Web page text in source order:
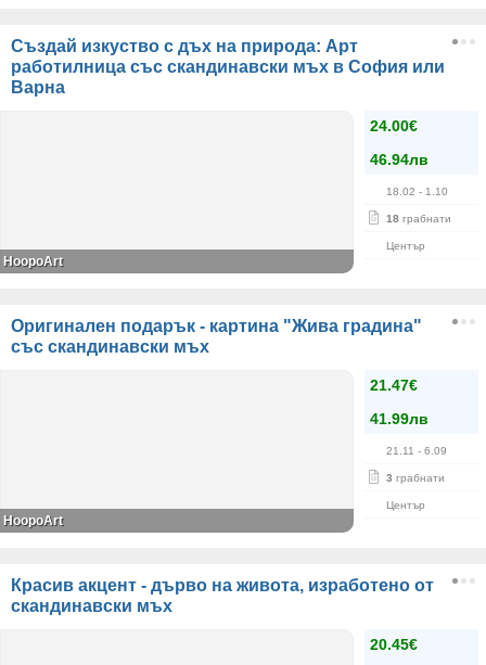
Създай изкуство с дъх на природа: Арт
работилница със скандинавски мъх в София или
Варна
24.00€
46.94лв
18.02 - 1.10
18 грабнати
Център
HoopoArt
Оригинален подарък - картина "Жива градина"
със скандинавски мъх
21.47€
41.99лв
21.11 - 6.09
3 грабнати
Център
HoopoArt
Красив акцент - дърво на живота, изработено от
скандинавски мъх
20.45€